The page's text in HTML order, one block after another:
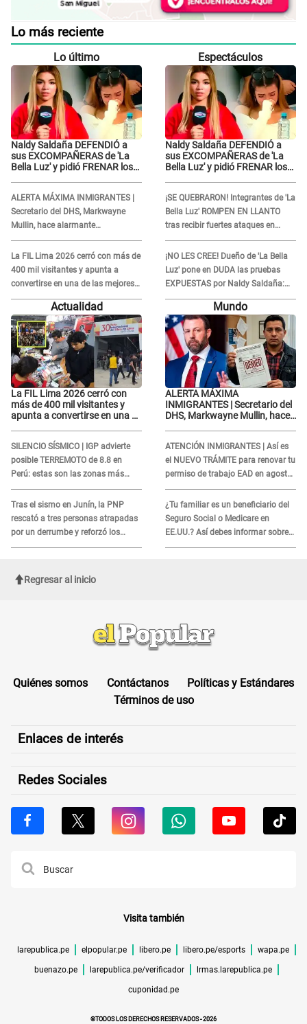
Lo más reciente
Lo último
Naldy Saldaña DEFENDIÓ a
sus EXCOMPAÑERAS de 'La
Bella Luz' y pidió FRENAR los
ALERTA MÁXIMA INMIGRANTES |
Secretario del DHS, Markwayne
Mullin, hace alarmante
declaración: "Ahora vamos por
ellos"
La FIL Lima 2026 cerró con más de
400 mil visitantes y apunta a
convertirse en una de las mejores
ferias de Latinoamérica
Espectáculos
Naldy Saldaña DEFENDIÓ a
sus EXCOMPAÑERAS de 'La
Bella Luz' y pidió FRENAR los
¡SE QUEBRARON! Integrantes de 'La
Bella Luz' ROMPEN EN LLANTO
tras recibir fuertes ataques en
redes por DENUNCIA de acoso
contra Naldy Saldaña
¡NO LES CREE! Dueño de 'La Bella
Luz' pone en DUDA las pruebas
EXPUESTAS por Naldy Saldaña:
“Quizá se han editado...”
Actualidad
La FIL Lima 2026 cerró con
más de 400 mil visitantes y
apunta a convertirse en una de
SILENCIO SÍSMICO | IGP advierte
posible TERREMOTO de 8.8 en
Perú: estas son las zonas más
expuestas
Tras el sismo en Junín, la PNP
rescató a tres personas atrapadas
por un derrumbe y reforzó los
operativos de emergencia
Mundo
ALERTA MÁXIMA
INMIGRANTES | Secretario del
DHS, Markwayne Mullin, hace
ATENCIÓN INMIGRANTES | Así es
el NUEVO TRÁMITE para renovar tu
permiso de trabajo EAD en agosto
del 2026
¿Tu familiar es un beneficiario del
Seguro Social o Medicare en
EE.UU.? Así debes informar sobre
su muerte para EVITAR COBROS
Regresar al inicio
Quiénes somos Contáctanos
Políticas y Estándares
Términos de uso
Enlaces de interés
Redes Sociales
Visita también
larepublica.pe elpopular.pe libero.pe libero.pe/esports wapa.pe
buenazo.pe larepublica.pe/verificador lrmas.larepublica.pe
cuponidad.pe
©TODOS LOS DERECHOS RESERVADOS -2026